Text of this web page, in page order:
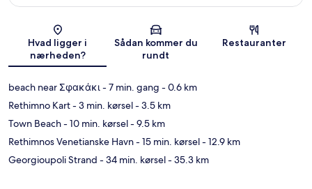
Kort
Hvad ligger i
nærheden?
Sådan kommer du
rundt
Restauranter
beach near Σφακάκι- 7 min. gang - 0.6 km
Rethimno Kart- 3 min. kørsel- 3.5 km
Town Beach- 10 min. kørsel- 9.5 km
Rethimnos Venetianske Havn- 15 min. kørsel- 12.9 km
Georgioupoli Strand - 34 min. kørsel- 35.3 km